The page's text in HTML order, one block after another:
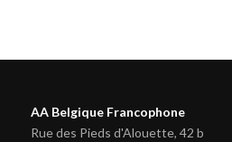
AA Belgique Francophone
Rue des Pieds d'Alouette, 42 b